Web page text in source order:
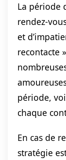
La période
rendez-
et
recontacte
période,
chaque
En cas de
stratégie